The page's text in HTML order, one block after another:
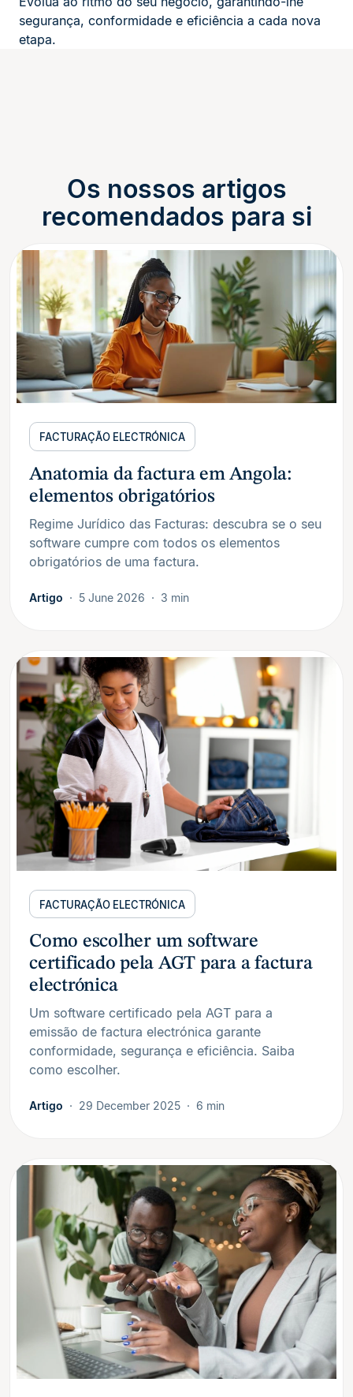
segurança, conformidade e eficiência a cada nova
etapa.
Os nossos artigos
recomendados para si
FACTURAÇÃO ELECTRÓNICA
Anatomia da factura em Angola:
elementos obrigatórios
Regime Jurídico das Facturas: descubra se o seu
software cumpre com todos os elementos
obrigatórios de uma factura.
Artigo 5 June 2026 3 min
FACTURAÇÃO ELECTRÓNICA
Como escolher um software
certificado pela AGT para a factura
electrónica
Um software certificado pela AGT para a
emissão de factura electrónica garante
conformidade, segurança e eficiência. Saiba
como escolher.
Artigo 29 December 2025 6 min